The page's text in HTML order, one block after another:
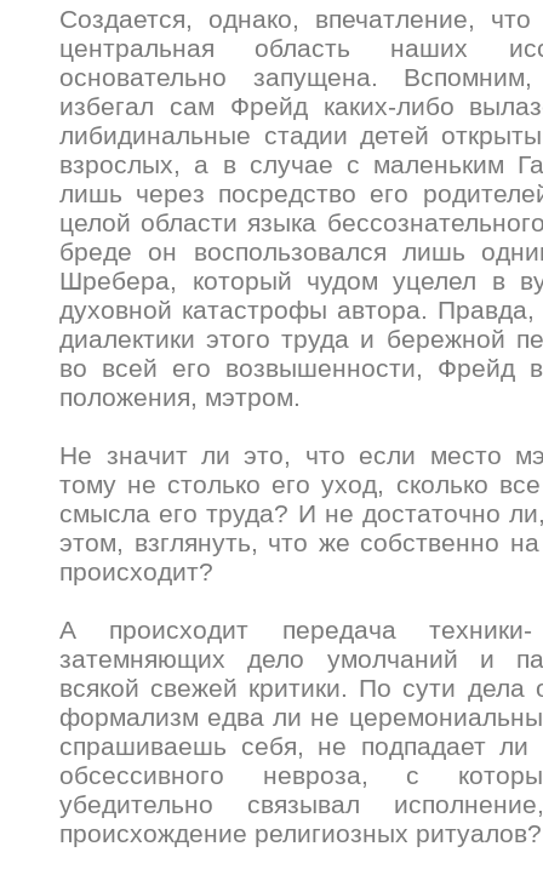
Создается, однако, впечатление,
центральная область наших
основательно запущена.
избегал сам Фрейд каких-либо
либидинальные стадии детей
взрослых, а в случае с маленьким
лишь через посредство его
целой области языка
бреде он воспользовался лишь
Шребера, который чудом уцелел в
духовной катастрофы автора. Правда,
диалектики этого труда и бережной
во всей его возвышенности, Фрейд
положения, мэтром.
Не значит ли это, что если место
тому не столько его уход, сколько
смысла его труда? И не достаточно
этом, взглянуть, что же собственно
происходит?
А происходит передача
затемняющих дело умолчаний и
всякой свежей критики. По сути дела
формализм едва ли не
спрашиваешь себя, не подпадает ли
обсессивного невроза, с
убедительно связывал
происхождение религиозных ритуалов?